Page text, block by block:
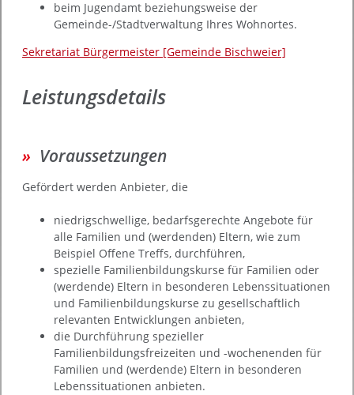
beim Jugendamt beziehungsweise der
Gemeinde-/Stadtverwaltung Ihres Wohnortes.
Sekretariat Bürgermeister [Gemeinde Bischweier]
Leistungsdetails
Voraussetzungen
Gefördert werden Anbieter, die
niedrigschwellige, bedarfsgerechte Angebote für
alle Familien und (werdenden) Eltern, wie zum
Beispiel Offene Treffs, durchführen,
spezielle Familienbildungskurse für Familien oder
(werdende) Eltern in besonderen Lebenssituationen
und Familienbildungskurse zu gesellschaftlich
relevanten Entwicklungen anbieten,
die Durchführung spezieller
Familienbildungsfreizeiten und -wochenenden für
Familien und (werdende) Eltern in besonderen
Lebenssituationen anbieten.